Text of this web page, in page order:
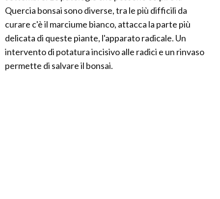
Quercia bonsai sono diverse, tra le più difficili da
curare c'è il marciume bianco, attacca la parte più
delicata di queste piante, l'apparato radicale. Un
intervento di potatura incisivo alle radici e un rinvaso
permette di salvare il bonsai.